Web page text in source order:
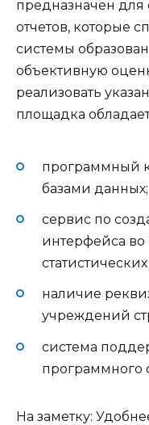
предназначен для
отчетов, которые
системы
объективную
реализовать
площадка
программный
базами данных;
сервис по
интерфейса
статистических
наличие
учреждений
система
программного
На заметку: